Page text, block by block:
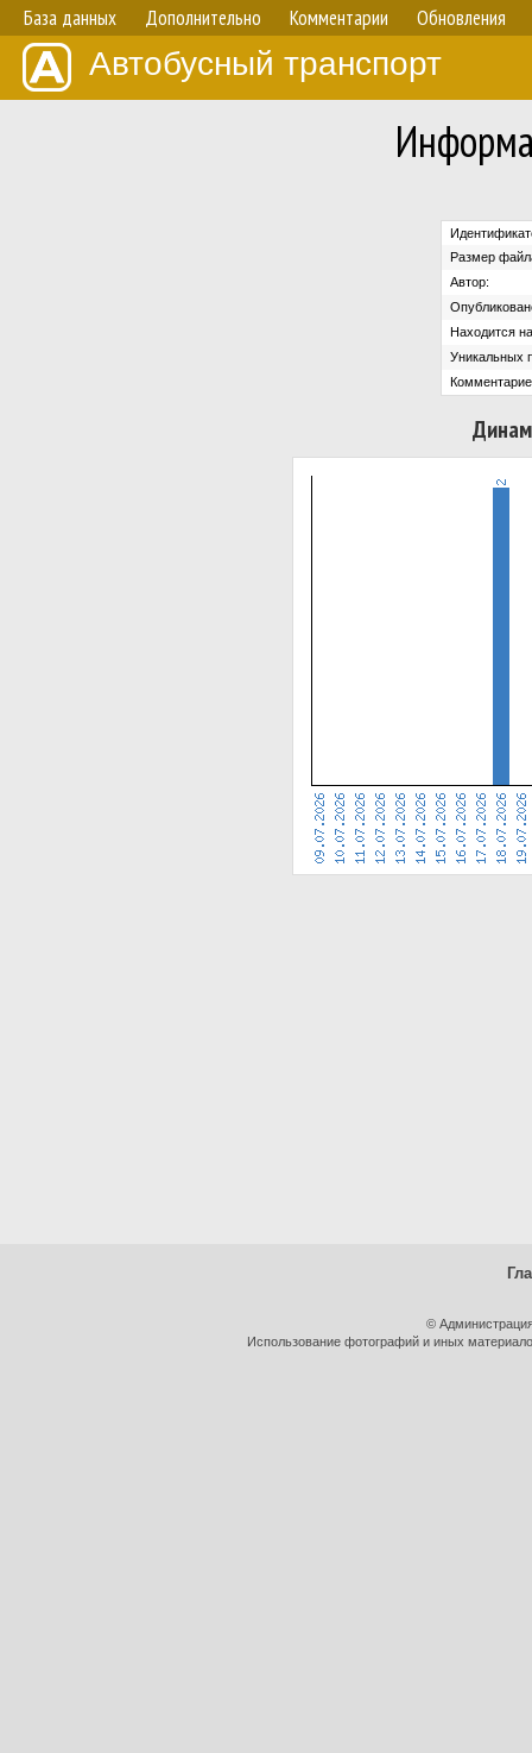
База данных Дополнительно Комментарии Обновления
Автобусный транспорт
Размер
Автор:
Находится
Уникальных
©
Использование фотографий и иных